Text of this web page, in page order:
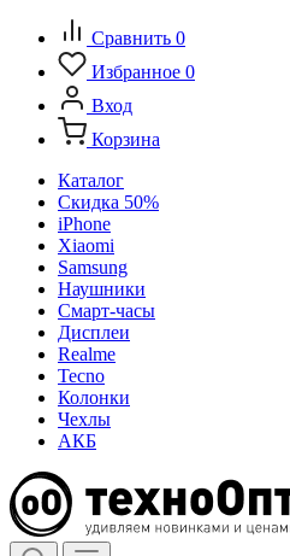
Сравнить 0
Избранное 0
Вход
Корзина
Каталог
Скидка 50%
iPhone
Xiaomi
Samsung
Наушники
Смарт-часы
Дисплеи
Realme
Tecno
Колонки
Чехлы
АКБ